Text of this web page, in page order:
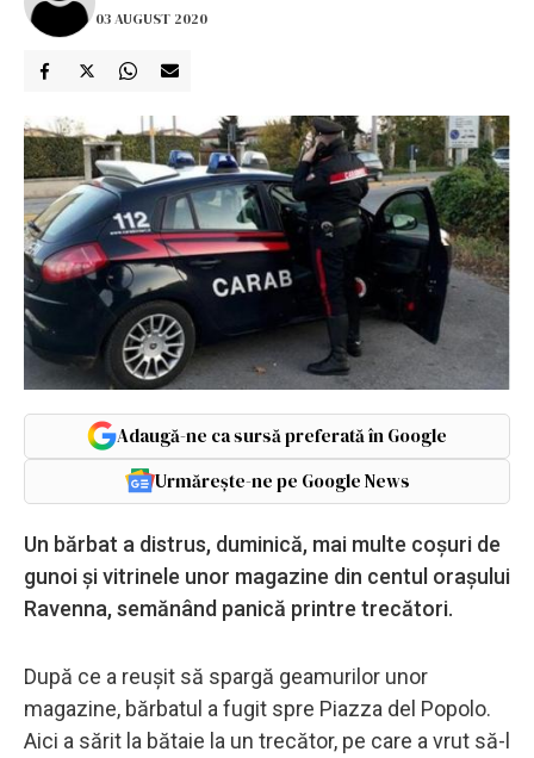
03 AUGUST 2020
Adaugă-ne ca sursă preferată în Google
Urmărește-ne pe Google News
Un bărbat a distrus, duminică, mai multe coşuri de
gunoi şi vitrinele unor magazine din centul oraşului
Ravenna, semănând panică printre trecători.
După ce a reuşit să spargă geamurilor unor
magazine, bărbatul a fugit spre Piazza del Popolo.
Aici a sărit la bătaie la un trecător, pe care a vrut să-l